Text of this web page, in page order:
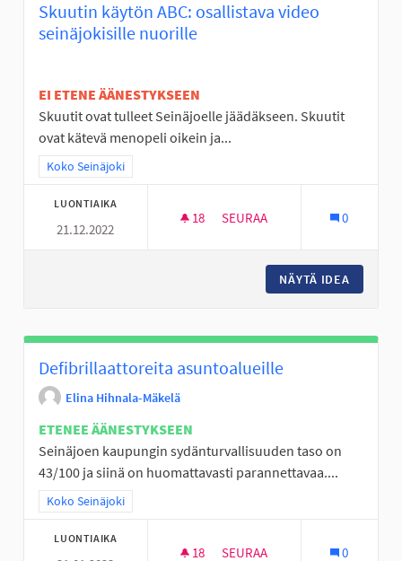
Skuutin käytön ABC: osallistava video
seinäjokisille nuorille
EI ETENE ÄÄNESTYKSEEN
Skuutit ovat tulleet Seinäjoelle jäädäkseen. Skuutit
ovat kätevä menopeli oikein ja...
Rajaa tulokset teeman mukaan: Koko Seinäjoki
Koko Seinäjoki
LUONTIAIKA
21.12.2022
18 18 SEURAAJAA
SEURAA 0
NÄYTÄ IDEA
Defibrillaattoreita asuntoalueille
Elina Hihnala-Mäkelä
ETENEE ÄÄNESTYKSEEN
Seinäjoen kaupungin sydänturvallisuuden taso on
43/100 ja siinä on huomattavasti parannettavaa....
Rajaa tulokset teeman mukaan: Koko Seinäjoki
Koko Seinäjoki
LUONTIAIKA
18 18 SEURAAJAA
SEURAA 0